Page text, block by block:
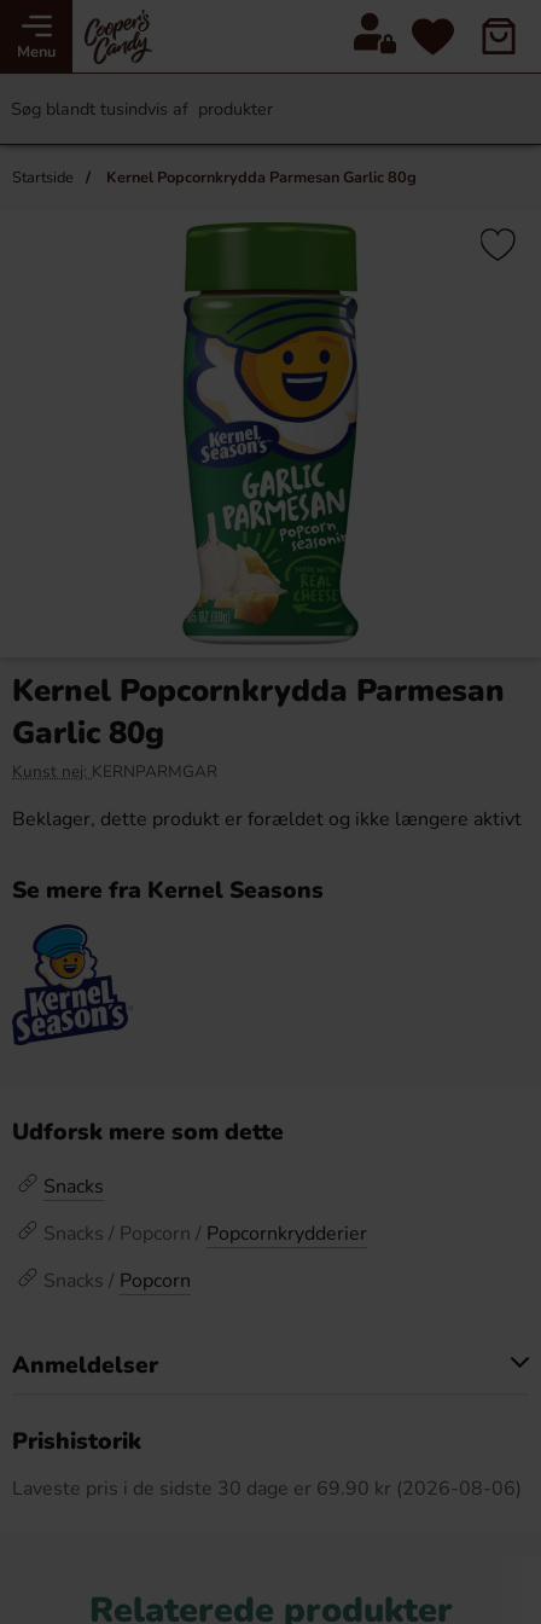
Menu
Startside Kernel Popcornkrydda Parmesan Garlic 80g
Kernel Popcornkrydda Parmesan
Garlic 80g
Kunst nej: KERNPARMGAR
Beklager, dette produkt er forældet og ikke længere aktivt
Se mere fra Kernel Seasons
Udforsk mere som dette
Snacks
Snacks / Popcorn / Popcornkrydderier
Snacks / Popcorn
Anmeldelser
Prishistorik
Laveste pris i de sidste 30 dage er 69.90 kr (2026-08-06)
Relaterede produkter